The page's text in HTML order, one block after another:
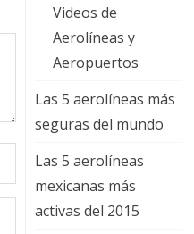
Videos de
Aerolíneas y
Aeropuertos
Las 5 aerolíneas más
seguras del mundo
Las 5 aerolíneas
mexicanas más
activas del 2015